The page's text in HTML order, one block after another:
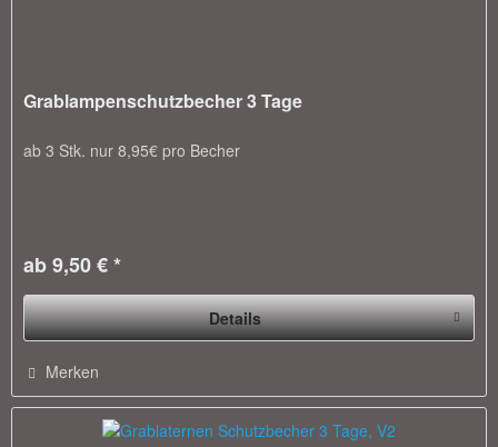
Grablampenschutzbecher 3 Tage
ab 3 Stk. nur 8,95€ pro Becher
ab 9,50 € *
Details
Merken